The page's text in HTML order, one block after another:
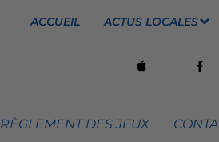
ACCUEIL ACTUS LOCALES
RÈGLEMENT DES JEUX